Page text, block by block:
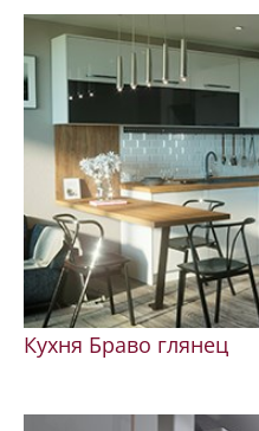
Кухня Браво глянец